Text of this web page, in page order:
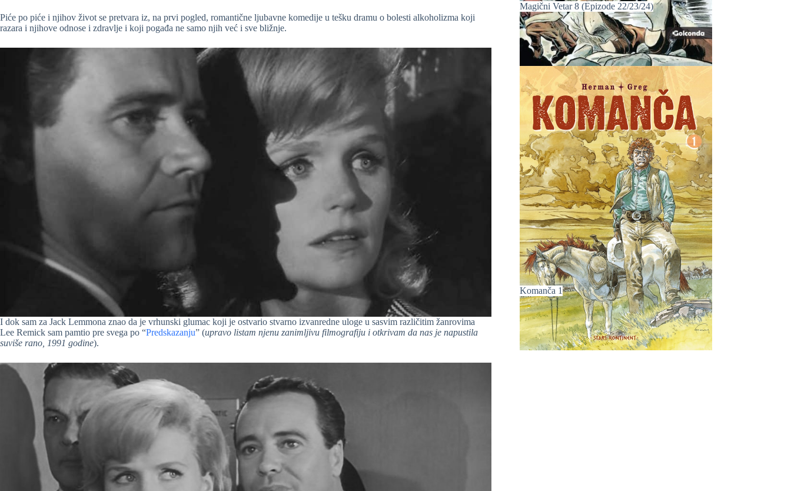
Piće po piće i njihov život se pretvara iz, na prvi pogled, romantične ljubavne komedije u tešku dramu o bolesti alkoholizma koji
razara i njihove odnose i zdravlje i koji pogađa ne samo njih već i sve bližnje.
I dok sam za Jack Lemmona znao da je vrhunski glumac koji je ostvario stvarno izvanredne uloge u sasvim različitim žanrovima
Lee Remick sam pamtio pre svega po “Predskazanju” (upravo listam njenu zanimljivu filmografiju i otkrivam da nas je napustila
suviše rano, 1991 godine).
Magični Vetar 8 (Epizode 22/23/24)
Komanča 1